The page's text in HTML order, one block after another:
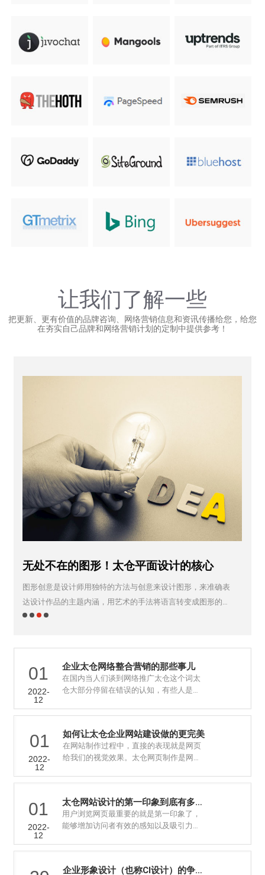
让我们了解一些
把更新、更有价值的品牌咨询、网络营销信息和资讯传播给您，给您
在夯实自己品牌和网络营销计划的定制中提供参考！
太仓画册设计应包含哪些要素？
画册是企业对外宣传自身文化、产品特点的广告媒介之一，是
太仓企业对外的名片。一本好的画册对太仓企业的宣传和推广
具有非常重要......
太仓网络推广化 六个细节关乎成败
在内容营销，特别是基于网络的内容营销，有很多小细节是需
要注意的。但为什么很多营销人员会去忽视这些小细节呢？...
无处不在的图形！太仓平面设计的核心
图形创意是设计师用独特的方法与创意来设计图形，来准确表
达设计作品的主题内涵，用艺术的手法将语言转变成图形的设
计过程。广告......
随着消费升级及礼品经济的发展，太仓产品包装印刷及设计价
值愈发突出，不但要彰显产品调性，还要重视包装与消费者的
互动性，包装......
01
2022-
12
企业太仓网络整合营销的那些事儿
在国内当人们谈到网络推广太仓这个词太
仓大部分停留在错误的认知，有些人是就
人只知道是简......
01
2022-
12
如何让太仓企业网站建设做的更完美
在网站制作过程中，直接的表现就是网页
给我们的视觉效果。太仓网页制作是网页
浏览量和网站......
01
2022-
12
太仓网站设计的第一印象到底有多重要
用户浏览网页最重要的就是第一印象了，
能够增加访问者有效的感知以及吸引力，
接下来让我们......
企业形象设计（也称CI设计）的争论是太多...